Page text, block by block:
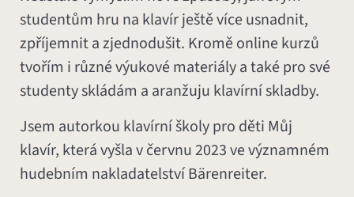
studentům hru na klavír ještě více usnadnit,
zpříjemnit a zjednodušit. Kromě online kurzů
tvořím i různé výukové materiály a také pro své
studenty skládám a aranžuju klavírní skladby.
Jsem autorkou klavírní školy pro děti Můj
klavír, která vyšla v červnu 2023 ve významném
hudebním nakladatelství Bärenreiter.